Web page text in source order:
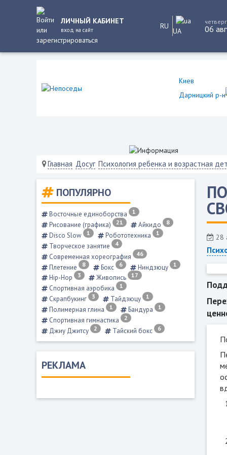
ЛИЧНЫЙ КАБИНЕТ
вход на сайт RU
UA
четверг
06
Киев
Дарницкий р-н
Главная Досуг Психология ребенка и возрастная
ПОПУЛЯРНО
Восточные единоборства 1
Рисование (графика) 21 Айкидо 8
Disco Slow 1 Робототехника 1
Творческое занятие 4
Современная хореография 46
Плетение 8 Бокс 6 Ниндзюцу 1
Hip-Hop 3 Живопись 17
Спортивная аэробика 1
Скрапбукинг 3 Тайдзюцу 1
Полимерная глина 1 Бандура 1
Спортивная гимнастика 2
Джиу Джитсу 2 Тайский бокс 6
РЕКЛАМА
28